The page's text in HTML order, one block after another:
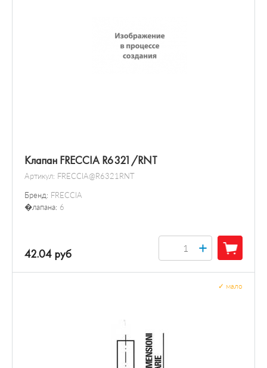
Клапан FRECCIA R6321/RNT
Артикул: FRECCIA@R6321RNT
Бренд: FRECCIA
�лапана: 6
42.04 руб +
мало